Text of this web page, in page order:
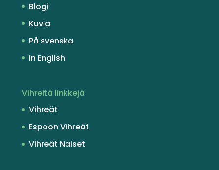
Blogi
Kuvia
På svenska
In English
Vihreitä linkkejä
Vihreät
Espoon Vihreät
Vihreät Naiset